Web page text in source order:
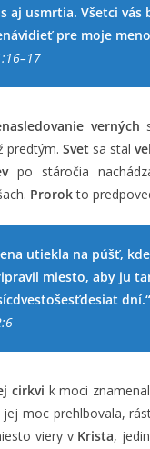
aj usmrtia. Všetci vás
pre moje
verných
predtým. Svet sa stal
po stáročia
Prorokto
utiekla na púšť,
miesto, aby ju
dní.“
cirkvi k moci znamenal
jej moc prehlbovala,
viery v Krista,